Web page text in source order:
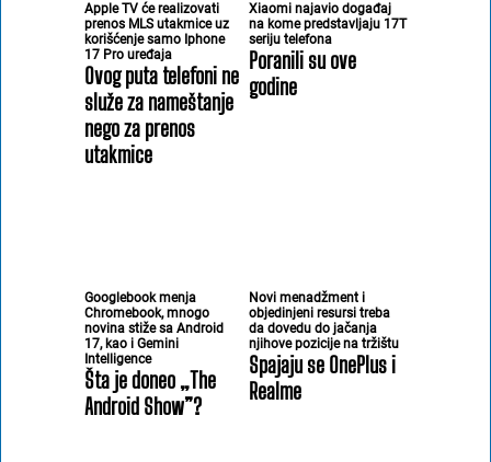
Apple TV će realizovati
prenos MLS utakmice uz
korišćenje samo Iphone
17 Pro uređaja
Ovog puta telefoni ne
služe za nameštanje
nego za prenos
utakmice
Xiaomi najavio događaj
na kome predstavljaju 17T
seriju telefona
Poranili su ove
godine
Googlebook menja
Chromebook, mnogo
novina stiže sa Android
17, kao i Gemini
Intelligence
Šta je doneo „The
Android Show”?
Novi menadžment i
objedinjeni resursi treba
da dovedu do jačanja
njihove pozicije na tržištu
Spajaju se OnePlus i
Realme